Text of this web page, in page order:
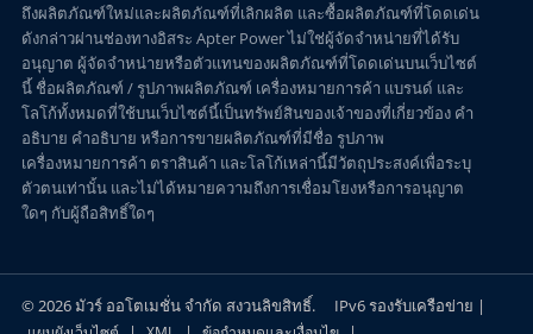
ถึงผลิตภัณฑ์ใหม่และผลิตภัณฑ์ที่เลิกผลิต และซื้อผลิตภัณฑ์ที่โดดเด่น
ดังกล่าวผ่านช่องทางอิสระ Apter Power ไม่ใช่ผู้จัดจำหน่ายที่ได้รับ
อนุญาต ผู้จัดจำหน่ายหรือตัวแทนของผลิตภัณฑ์ที่โดดเด่นบนเว็บไซต์
นี้ ชื่อผลิตภัณฑ์ / รูปภาพผลิตภัณฑ์ เครื่องหมายการค้า แบรนด์ และ
โลโก้ทั้งหมดที่ใช้บนเว็บไซต์นี้เป็นทรัพย์สินของเจ้าของที่เกี่ยวข้อง คำ
อธิบาย คำอธิบาย หรือการขายผลิตภัณฑ์ที่มีชื่อ รูปภาพ
เครื่องหมายการค้า ตราสินค้า และโลโก้เหล่านี้มีวัตถุประสงค์เพื่อระบุ
ตัวตนเท่านั้น และไม่ได้หมายความถึงการเชื่อมโยงหรือการอนุญาต
ใดๆ กับผู้ถือสิทธิ์ใดๆ
© 2026 มัวร์ ออโตเมชั่น จำกัด สงวนลิขสิทธิ์. IPv6 รองรับเครือข่าย |